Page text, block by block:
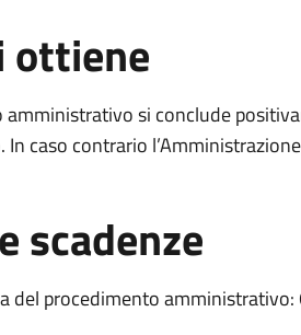
ottiene
si conclude
caso contrario
scadenze
del procedimento amministrativo: